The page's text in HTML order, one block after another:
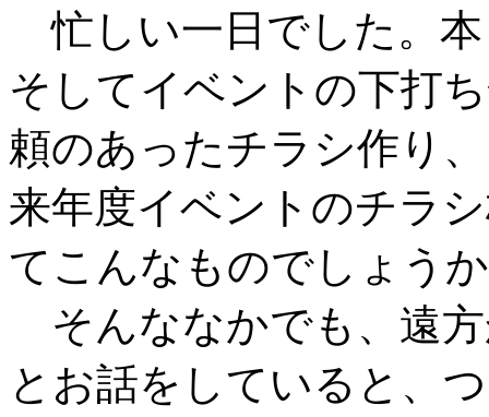
忙しい一日でした。
そしてイベントの下打
頼のあったチラシ作り
来年度イベントのチラ
てこんなものでしょう
そんななかでも、遠
とお話をしていると、